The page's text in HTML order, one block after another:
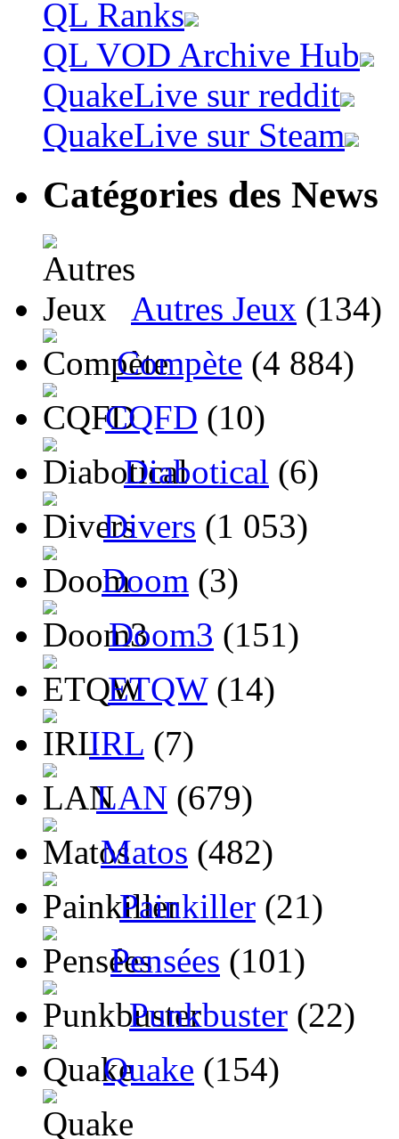
QL Ranks
QL VOD Archive Hub
QuakeLive sur reddit
QuakeLive sur Steam
Catégories des News
Autres Jeux (134)
Compète (4 884)
CQFD (10)
Diabotical (6)
Divers (1 053)
Doom (3)
Doom3 (151)
ETQW(14)
IRL (7)
LAN (679)
Matos (482)
Painkiller (21)
Pensées (101)
Punkbuster (22)
Quake (154)